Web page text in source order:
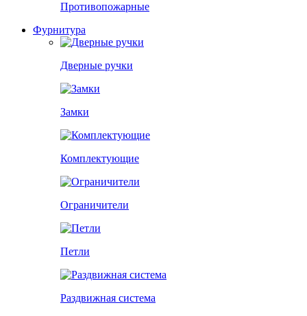
Противопожарные
Фурнитура
Дверные ручки
Замки
Комплектующие
Ограничители
Петли
Раздвижная система